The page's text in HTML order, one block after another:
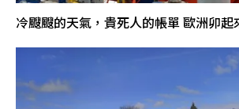
冷颼颼的天氣，貴死人的帳單 歐洲卯起